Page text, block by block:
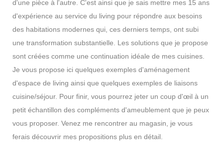
d'une pièce à l'autre. C'est ainsi que je sais mettre mes 15 ans
d'expérience au service du living pour répondre aux besoins
des habitations modernes qui, ces derniers temps, ont subi
une transformation substantielle. Les solutions que je propose
sont créées comme une continuation idéale de mes cuisines.
Je vous propose ici quelques exemples d'aménagement
d'espace de living ainsi que quelques exemples de liaisons
cuisine/séjour. Pour finir, vous pourrez jeter un coup d'œil à un
petit échantillon des compléments d'ameublement que je peux
vous proposer. Venez me rencontrer au magasin, je vous
ferais découvrir mes propositions plus en détail.